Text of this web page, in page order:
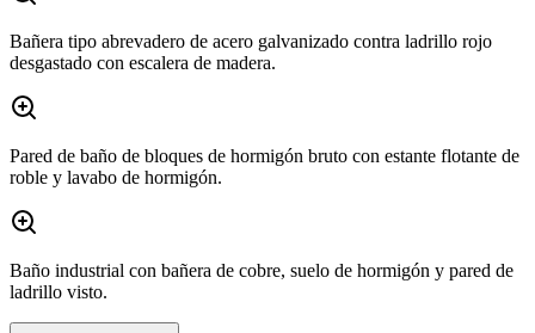
Bañera tipo abrevadero de acero galvanizado contra ladrillo rojo
desgastado con escalera de madera.
Pared de baño de bloques de hormigón bruto con estante flotante de
roble y lavabo de hormigón.
Baño industrial con bañera de cobre, suelo de hormigón y pared de
ladrillo visto.